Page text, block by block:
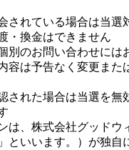
されている場合は当選
・換金はできません
別のお問い合わせには
容は予告なく変更また
された場合は当選を無
は、株式会社グッドウ
といいます。）が独自